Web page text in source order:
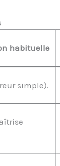
habituelle
simple).